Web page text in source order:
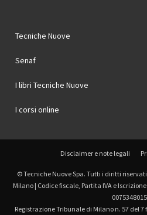
Tecniche Nuove
Senaf
I libri Tecniche Nuove
I corsi online
Disclaimer e note legali
© Tecniche Nuove Spa. Tutti i diritti
Milano | Codice fiscale, Partita IVA e
Registrazione Tribunale di Milano n. 57 del 7